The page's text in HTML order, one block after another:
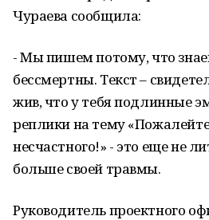
Чураева сообщила:
- Мы пишем потому, что
бессмертны. Текст –
жив, что у тебя подлинные
реплики на тему
несчастного!» - это еще не
больше своей травмы.
Руководитель проектного